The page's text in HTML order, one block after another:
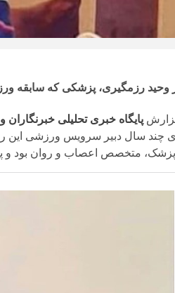
وحید رزمگیری، پزشکی که سابقه
پایگاه خبری تحلیلی خبرنگاران
چند سال دبیر سرویس ورزشی این
پزشک، متخصص اعصاب و روان بود و